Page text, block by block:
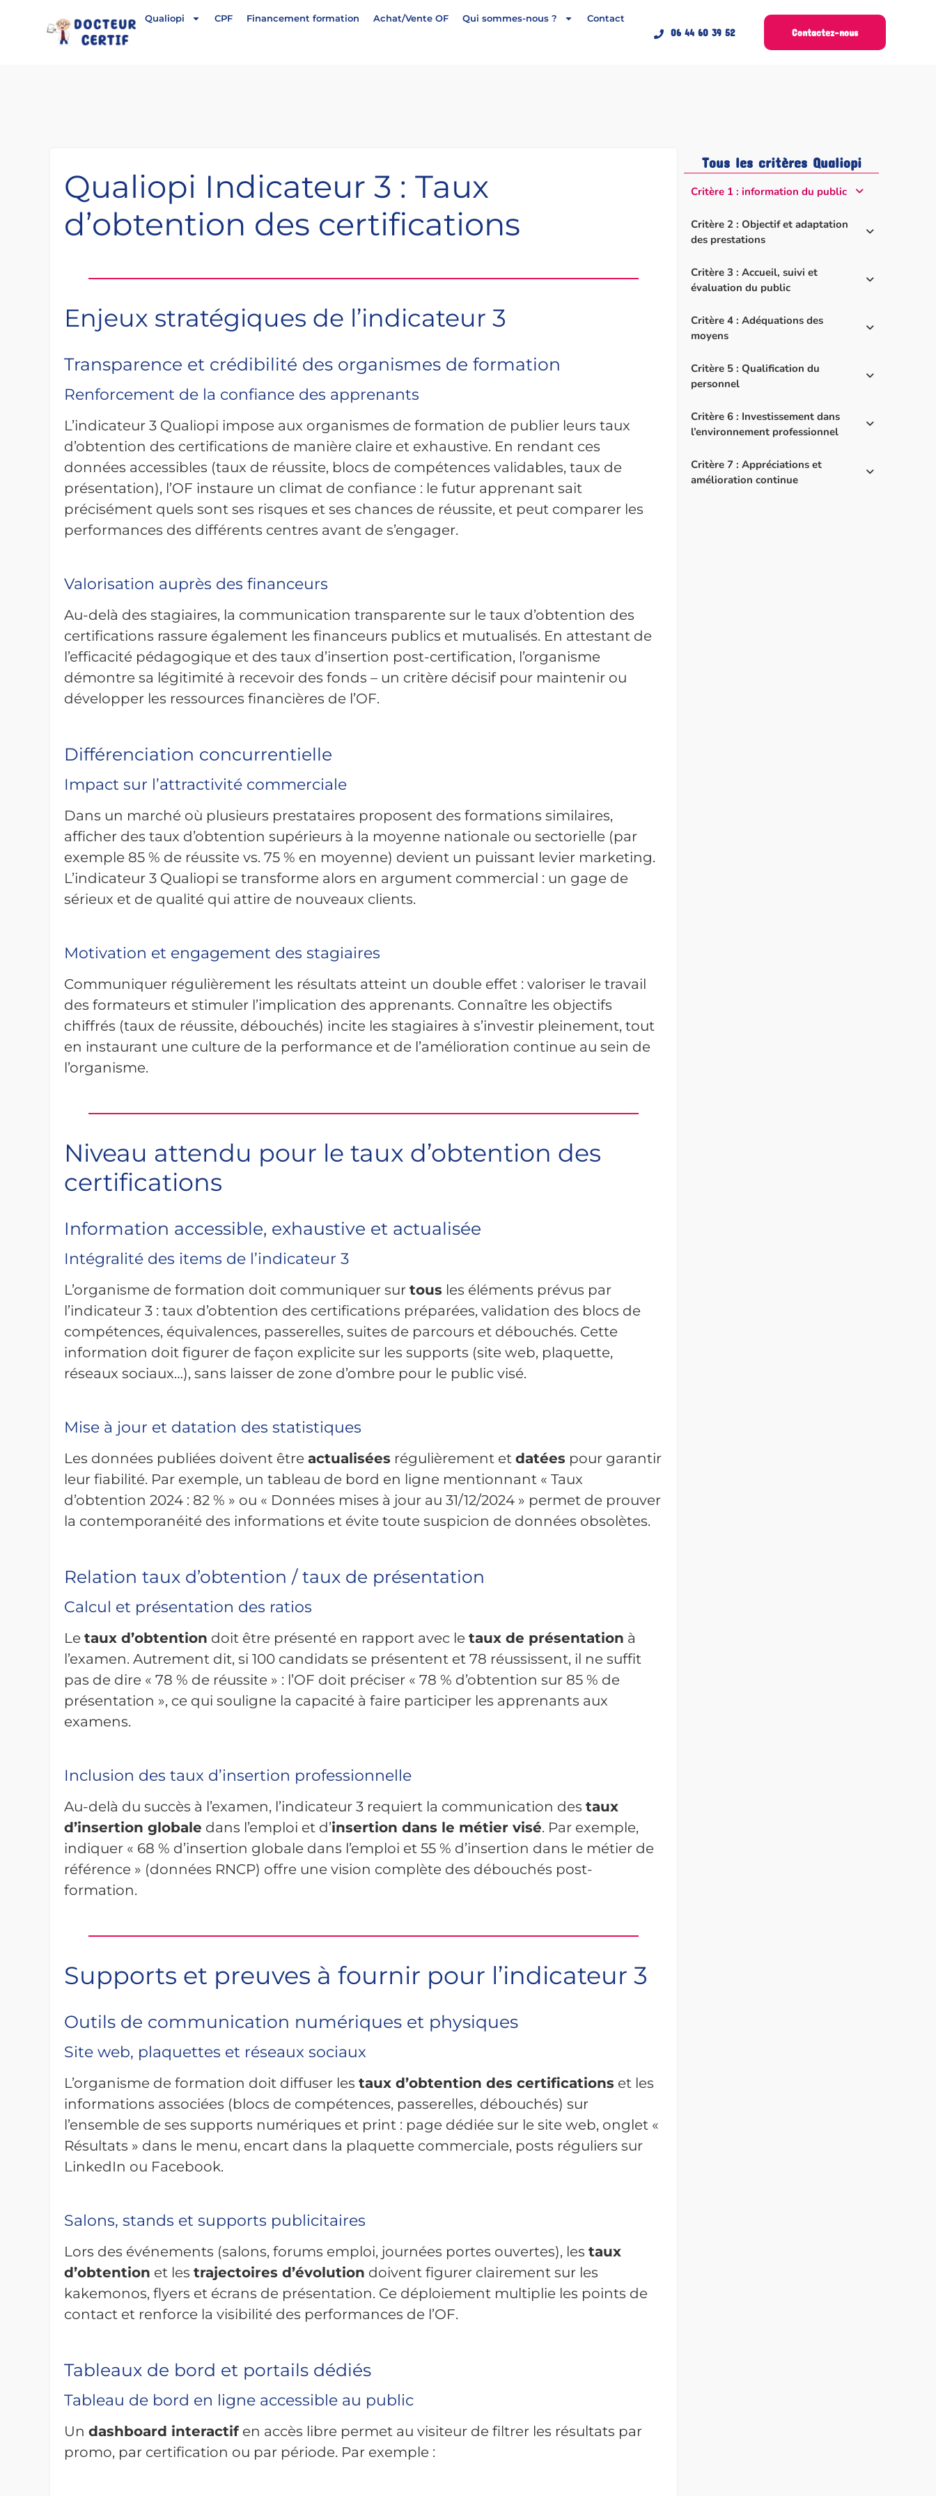
06 44 60 39 52 Contactez-nous
Qualiopi CPF Financement formation Achat/Vente OF Qui sommes-nous ? Contact
Qualiopi Indicateur 3 : Taux
d’obtention des certifications
Enjeux stratégiques de l’indicateur 3
Transparence et crédibilité des organismes de formation
Renforcement de la confiance des apprenants
L’indicateur 3 Qualiopi impose aux organismes de formation de publier leurs taux
d’obtention des certifications de manière claire et exhaustive. En rendant ces
données accessibles (taux de réussite, blocs de compétences validables, taux de
présentation), l’OF instaure un climat de confiance : le futur apprenant sait
précisément quels sont ses risques et ses chances de réussite, et peut comparer les
performances des différents centres avant de s’engager.
Valorisation auprès des financeurs
Au-delà des stagiaires, la communication transparente sur le taux d’obtention des
certifications rassure également les financeurs publics et mutualisés. En attestant de
l’efficacité pédagogique et des taux d’insertion post-certification, l’organisme
démontre sa légitimité à recevoir des fonds – un critère décisif pour maintenir ou
développer les ressources financières de l’OF.
Différenciation concurrentielle
Impact sur l’attractivité commerciale
Dans un marché où plusieurs prestataires proposent des formations similaires,
afficher des taux d’obtention supérieurs à la moyenne nationale ou sectorielle (par
exemple 85 % de réussite vs. 75 % en moyenne) devient un puissant levier marketing.
L’indicateur 3 Qualiopi se transforme alors en argument commercial : un gage de
sérieux et de qualité qui attire de nouveaux clients.
Motivation et engagement des stagiaires
Communiquer régulièrement les résultats atteint un double effet : valoriser le travail
des formateurs et stimuler l’implication des apprenants. Connaître les objectifs
chiffrés (taux de réussite, débouchés) incite les stagiaires à s’investir pleinement, tout
en instaurant une culture de la performance et de l’amélioration continue au sein de
l’organisme.
Niveau attendu pour le taux d’obtention des
certifications
Information accessible, exhaustive et actualisée
Intégralité des items de l’indicateur 3
L’organisme de formation doit communiquer sur tous les éléments prévus par
l’indicateur 3 : taux d’obtention des certifications préparées, validation des blocs de
compétences, équivalences, passerelles, suites de parcours et débouchés. Cette
information doit figurer de façon explicite sur les supports (site web, plaquette,
réseaux sociaux…), sans laisser de zone d’ombre pour le public visé.
Mise à jour et datation des statistiques
Les données publiées doivent être actualisées régulièrement et datées pour garantir
leur fiabilité. Par exemple, un tableau de bord en ligne mentionnant « Taux
d’obtention 2024 : 82 % » ou « Données mises à jour au 31/12/2024 » permet de prouver
la contemporanéité des informations et évite toute suspicion de données obsolètes.
Relation taux d’obtention / taux de présentation
Calcul et présentation des ratios
Le taux d’obtention doit être présenté en rapport avec le taux de présentation à
l’examen. Autrement dit, si 100 candidats se présentent et 78 réussissent, il ne suffit
pas de dire « 78 % de réussite » : l’OF doit préciser « 78 % d’obtention sur 85 % de
présentation », ce qui souligne la capacité à faire participer les apprenants aux
examens.
Inclusion des taux d’insertion professionnelle
Au-delà du succès à l’examen, l’indicateur 3 requiert la communication des taux
d’insertion globale dans l’emploi et d’insertion dans le métier visé. Par exemple,
indiquer « 68 % d’insertion globale dans l’emploi et 55 % d’insertion dans le métier de
référence » (données RNCP) offre une vision complète des débouchés post-
formation.
Supports et preuves à fournir pour l’indicateur 3
Outils de communication numériques et physiques
Site web, plaquettes et réseaux sociaux
L’organisme de formation doit diffuser les taux d’obtention des certifications et les
informations associées (blocs de compétences, passerelles, débouchés) sur
l’ensemble de ses supports numériques et print : page dédiée sur le site web, onglet «
Résultats » dans le menu, encart dans la plaquette commerciale, posts réguliers sur
LinkedIn ou Facebook.
Salons, stands et supports publicitaires
Lors des événements (salons, forums emploi, journées portes ouvertes), les taux
d’obtention et les trajectoires d’évolution doivent figurer clairement sur les
kakemonos, flyers et écrans de présentation. Ce déploiement multiplie les points de
contact et renforce la visibilité des performances de l’OF.
Tableaux de bord et portails dédiés
Tableau de bord en ligne accessible au public
Un dashboard interactifen accès libre permet au visiteur de filtrer les résultats par
promo, par certification ou par période. Par exemple :
Tous les critères Qualiopi
Critère 1 : information du public
Critère 2 : Objectif et adaptation
des prestations
Critère 3 : Accueil, suivi et
évaluation du public
Critère 4 : Adéquations des
moyens
Critère 5 : Qualification du
personnel
Critère 6 : Investissement dans
l’environnement professionnel
Critère 7 : Appréciations et
amélioration continue